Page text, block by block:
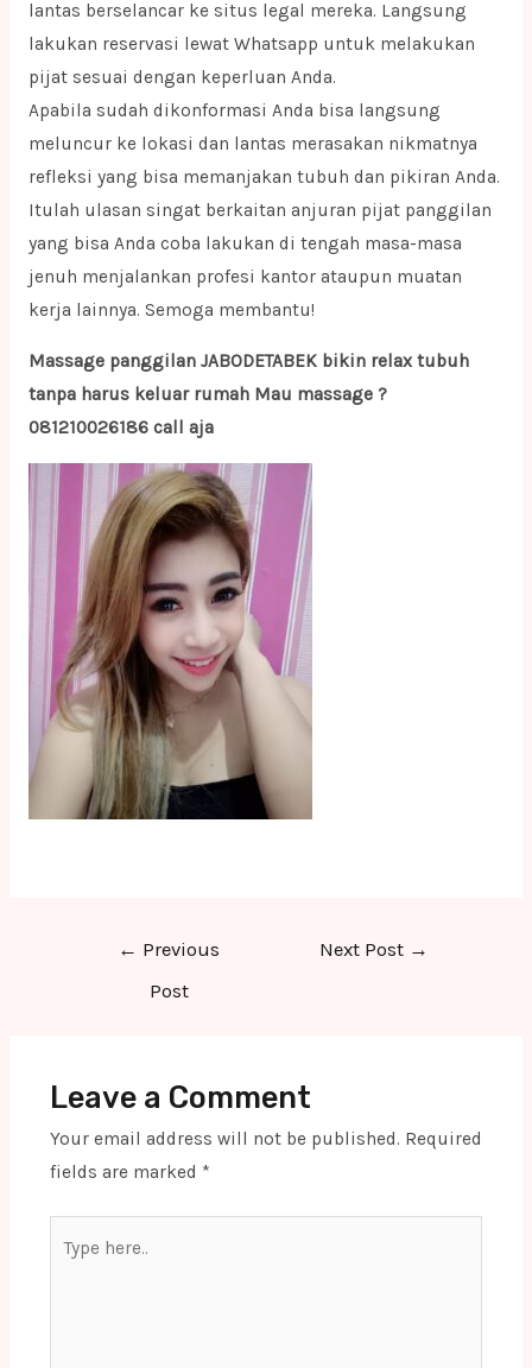
lantas berselancar ke situs legal mereka. Langsung
lakukan reservasi lewat Whatsapp untuk melakukan
pijat sesuai dengan keperluan Anda.
Apabila sudah dikonformasi Anda bisa langsung
meluncur ke lokasi dan lantas merasakan nikmatnya
refleksi yang bisa memanjakan tubuh dan pikiran Anda.
Itulah ulasan singat berkaitan anjuran pijat panggilan
yang bisa Anda coba lakukan di tengah masa-masa
jenuh menjalankan profesi kantor ataupun muatan
kerja lainnya. Semoga membantu!
Massage panggilan JABODETABEK bikin relax tubuh
tanpa harus keluar rumah Mau massage ?
081210026186 call aja
← Previous
Post
Next Post →
Leave a Comment
Your email address will not be published. Required
fields are marked *
here..